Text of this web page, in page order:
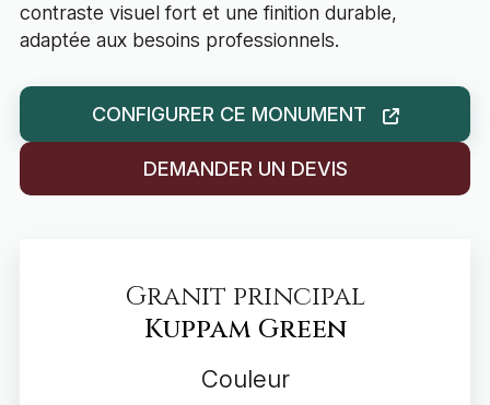
contraste visuel fort et une finition durable,
adaptée aux besoins professionnels.
CONFIGURER CE MONUMENT
DEMANDER UN DEVIS
Granit principal
Kuppam Green
Couleur